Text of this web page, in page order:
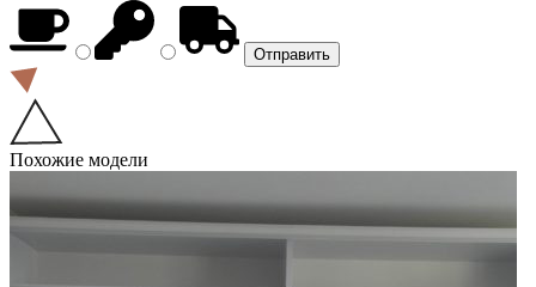
Похожие модели